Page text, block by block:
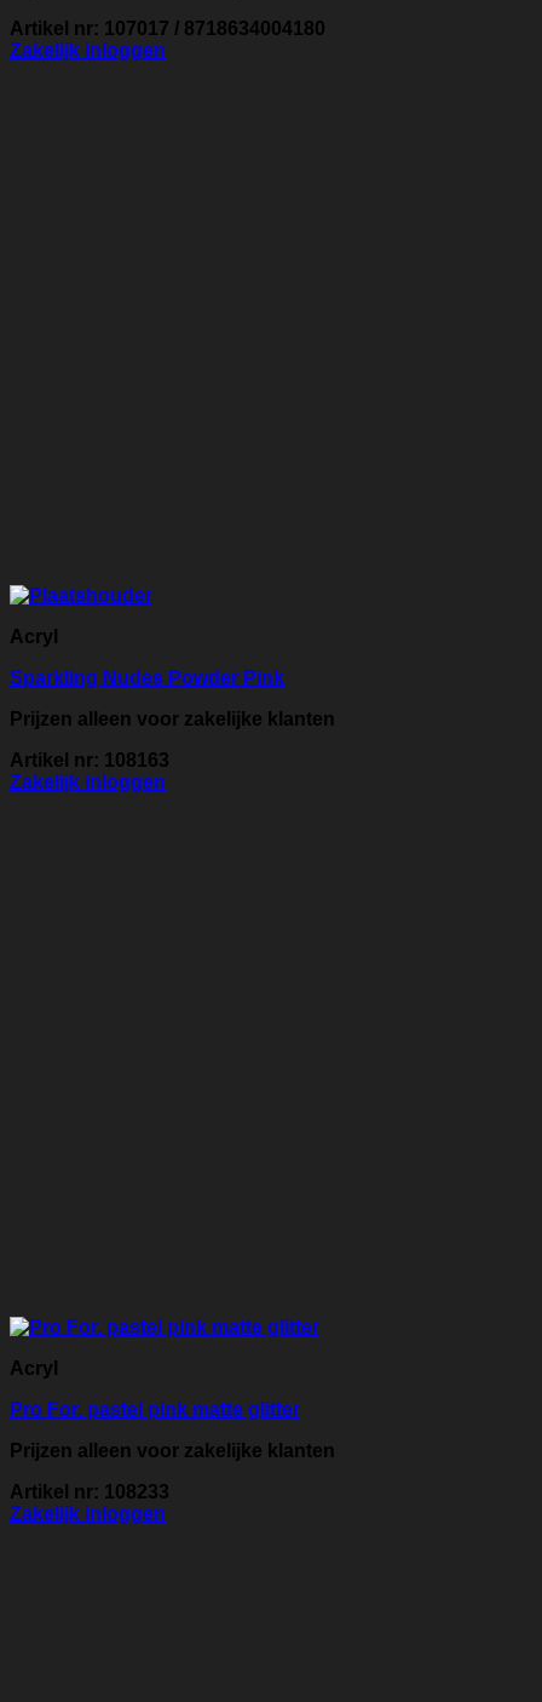
Artikel nr: 107017 / 8718634004180
Zakelijk inloggen
Acryl
Sparkling Nudes Powder Pink
Prijzen alleen voor zakelijke klanten
Artikel nr: 108163
Zakelijk inloggen
Acryl
Pro For. pastel pink matte glitter
Prijzen alleen voor zakelijke klanten
Artikel nr: 108233
Zakelijk inloggen